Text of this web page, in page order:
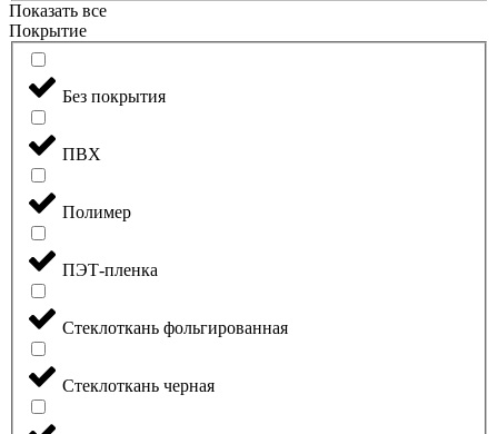
Показать все
Покрытие
Без покрытия
ПВХ
Полимер
ПЭТ-пленка
Стеклоткань фольгированная
Стеклоткань черная